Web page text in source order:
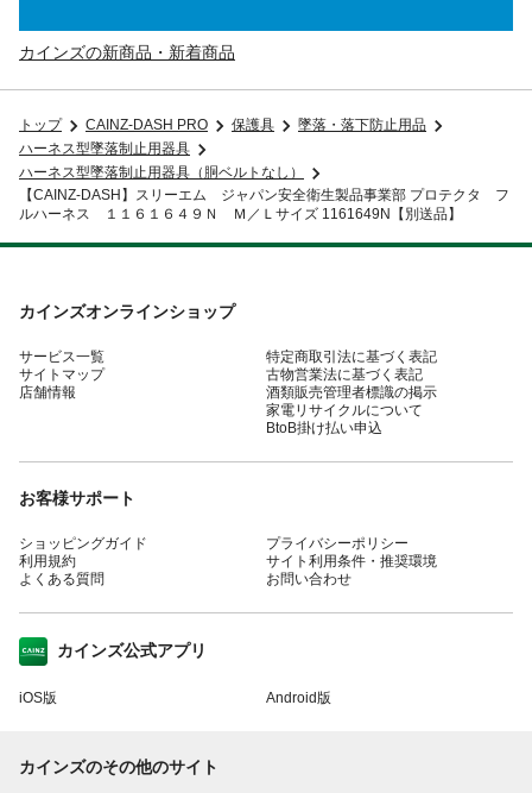
カインズの新商品・新着商品
トップ CAINZ-DASH PRO 保護具
墜落・落下防止用品
ハーネス型墜落制止用器具
ハーネス型墜落制止用器具（胴ベルトなし）
【CAINZ-DASH】スリーエム ジャパン安全衛生製品事業部 プロテクタ フ
ルハーネス １１６１６４９Ｎ Ｍ／Ｌサイズ 1161649N【別送品】
カインズオンラインショップ
サービス一覧
サイトマップ
店舗情報
特定商取引法に基づく表記
古物営業法に基づく表記
酒類販売管理者標識の掲示
家電リサイクルについて
BtoB掛け払い申込
お客様サポート
ショッピングガイド
利用規約
よくある質問
プライバシーポリシー
サイト利用条件・推奨環境
お問い合わせ
カインズ公式アプリ
iOS版 Android版
カインズのその他のサイト